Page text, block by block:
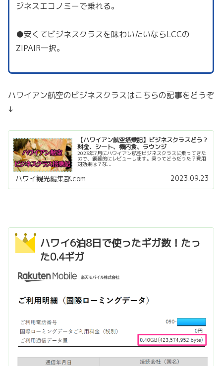
ジネスエコノミーで乗れる。
●安くてビジネスクラスを味わいたいならLCCの
ZIPAIR一択。
ハワイアン航空のビジネスクラスはこちらの記事をどうぞ
↓
【ハワイアン航空搭乗記】ビジネスクラスどう？
料金、シート、機内食、ラウンジ
2023年7月にハワイアン航空ビジネスクラスに乗ってきた
ので、網羅的にレビューします。乗ってどうだった？費用
対効果は？な...
ハワイ観光編集部.com 2023.09.23
ハワイ6泊8日で使ったギガ数！たっ
た0.4ギガ